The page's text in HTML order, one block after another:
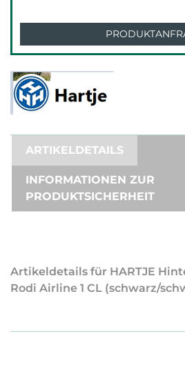
ARTIKELDETAILS
INFORMATIONEN ZUR
PRODUKTSICHERHEIT
Artikeldetails für HARTJE
Rodi Airline 1 CL (schwarz/